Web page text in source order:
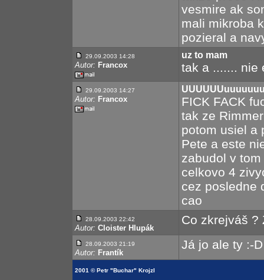
vesmire ak
mali mikroba
pozieral a
29.09.2003 14:28
Autor: Francox
uz to mam
tak a ....... nie
29.09.2003 14:27
Autor: Francox
FICK FACK
tak ze
potom usiel a
Pete a este
zabudol v
celkovo 4
cez posledne
cao
28.09.2003 22:42
Autor: Cloister Hlupák
Co zkrejváš ?
28.09.2003 21:19
Autor: Frantík
Já jo ale ty :-D
2001 © Petr "Buchar" Krojzl